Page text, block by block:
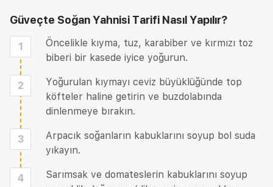
Güveçte Soğan Yahnisi Tarifi Nasıl Yapılır?
1
Öncelikle kıyma, tuz, karabiber ve kırmızı toz
biberi bir kasede iyice yoğurun.
2
Yoğurulan kıymayı ceviz büyüklüğünde top
köfteler haline getirin ve buzdolabında
dinlenmeye bırakın.
3
Arpacık soğanların kabuklarını soyup bol suda
yıkayın.
4
Sarımsak ve domateslerin kabuklarını soyup